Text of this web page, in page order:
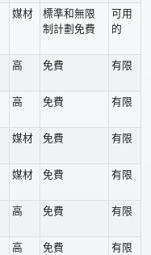
媒材
標準和無限
制計劃免費
可用
的
高 免費 有限
高 免費 有限
媒材 免費 有限
媒材 免費 有限
高 免費 有限
高 免費 有限